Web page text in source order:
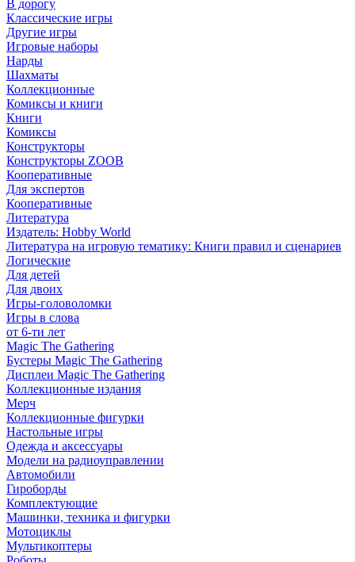
В дорогу
Классические игры
Другие игры
Игровые наборы
Нарды
Шахматы
Коллекционные
Комиксы и книги
Книги
Комиксы
Конструкторы
Конструкторы ZOOB
Кооперативные
Для экспертов
Кооперативные
Литература
Издатель: Hobby World
Литература на игровую тематику: Книги правил и сценариев
Логические
Для детей
Для двоих
Игры-головоломки
Игры в слова
от 6-ти лет
Magic The Gathering
Бустеры Magic The Gathering
Дисплеи Magic The Gathering
Коллекционные издания
Мерч
Коллекционные фигурки
Настольные игры
Одежда и аксессуары
Модели на радиоуправлении
Автомобили
Гироборды
Комплектующие
Машинки, техника и фигурки
Мотоциклы
Мультикоптеры